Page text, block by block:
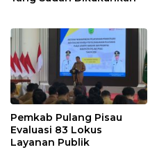
Pemkab Pulang Pisau
Evaluasi 83 Lokus
Layanan Publik